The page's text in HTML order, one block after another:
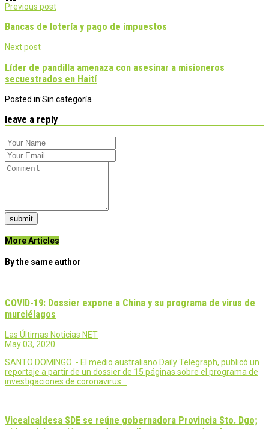
Post
navigation
Previous post
Bancas de lotería y pago de impuestos
Next post
Líder de pandilla amenaza con asesinar a misioneros
secuestrados en Haití
Posted in:Sin categoría
leave a reply
submit
More Articles
By the same author
COVID-19: Dossier expone a China y su programa de virus de
murciélagos
Las Últimas Noticias NET
May 03, 2020
SANTO DOMINGO .- El medio australiano Daily Telegraph, publicó un
reportaje a partir de un dossier de 15 páginas sobre el programa de
investigaciones de coronavirus…
Vicealcaldesa SDE se reúne gobernadora Provincia Sto. Dgo;